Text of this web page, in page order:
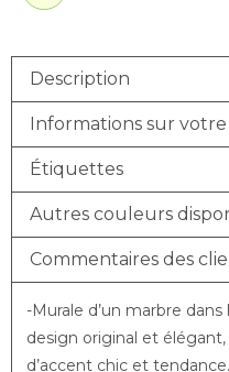
Description
Informations sur
Étiquettes
Autres couleurs
Commentaires des
-Murale d’un marbre
design original et
d’accent chic et